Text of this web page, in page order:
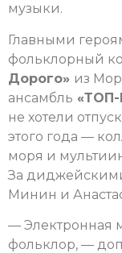
музыки.
Главными
фольклорный
Дорого» из
ансамбль «ТОП-
не хотели
этого года —
моря и
За
Минин и
— Электронная
фольклор, —